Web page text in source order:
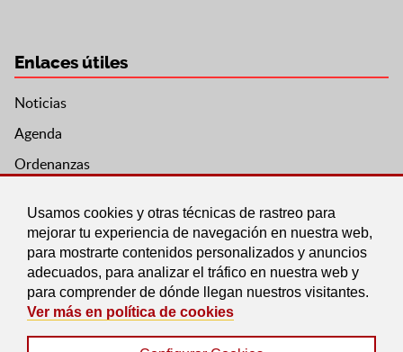
Usamos cookies y otras técnicas de rastreo para
mejorar tu experiencia de navegación en nuestra web,
para mostrarte contenidos personalizados y anuncios
adecuados, para analizar el tráfico en nuestra web y
para comprender de dónde llegan nuestros visitantes.
Ver más en política de cookies
Enlaces útiles
Noticias
Agenda
Ordenanzas